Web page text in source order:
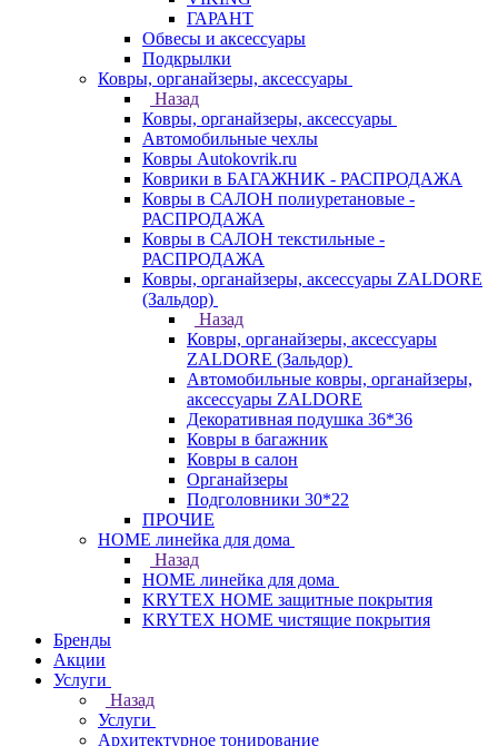
ГАРАНТ
Обвесы и аксессуары
Подкрылки
Ковры, органайзеры, аксессуары
Назад
Ковры, органайзеры, аксессуары
Автомобильные чехлы
Ковры Autokovrik.ru
Коврики в БАГАЖНИК - РАСПРОДАЖА
Ковры в САЛОН полиуретановые -
РАСПРОДАЖА
Ковры в САЛОН текстильные -
РАСПРОДАЖА
Ковры, органайзеры, аксессуары ZALDORE
(Зальдор)
Назад
Ковры, органайзеры, аксессуары
ZALDORE (Зальдор)
Автомобильные ковры, органайзеры,
аксессуары ZALDORE
Декоративная подушка 36*36
Ковры в багажник
Ковры в салон
Органайзеры
Подголовники 30*22
ПРОЧИЕ
HOME линейка для дома
Назад
HOME линейка для дома
KRYTEX HOME защитные покрытия
KRYTEX HOME чистящие покрытия
Бренды
Акции
Услуги
Назад
Услуги
Архитектурное тонирование